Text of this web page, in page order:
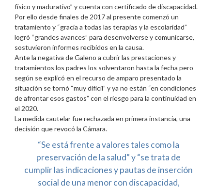
físico y madurativo” y cuenta con certificado de discapacidad.
Por ello desde finales de 2017 al presente comenzó un
tratamiento y “gracia a todas las terapias y la escolaridad”
logró “grandes avances” para desenvolverse y comunicarse,
sostuvieron informes recibidos en la causa.
Ante la negativa de Galeno a cubrir las prestaciones y
tratamientos los padres los solventaron hasta la fecha pero
según se explicó en el recurso de amparo presentado la
situación se tornó “muy difícil” y ya no están “en condiciones
de afrontar esos gastos” con el riesgo para la continuidad en
el 2020.
La medida cautelar fue rechazada en primera instancia, una
decisión que revocó la Cámara.
“Se está frente a valores tales como la
preservación de la salud” y “se trata de
cumplir las indicaciones y pautas de inserción
social de una menor con discapacidad,